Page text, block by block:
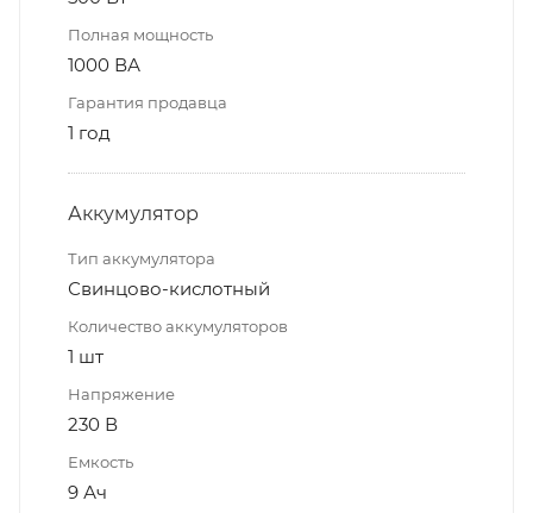
Полная мощность
1000 ВА
Гарантия продавца
1 год
Аккумулятор
Тип аккумулятора
Свинцово-кислотный
Количество аккумуляторов
1 шт
Напряжение
230 В
Емкость
9 Ач